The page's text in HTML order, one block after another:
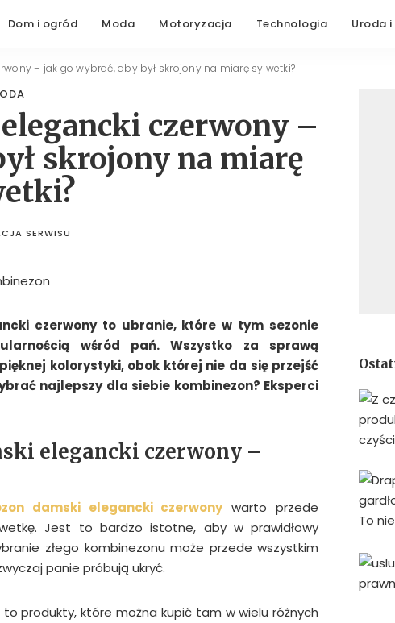
Dom i ogród Moda Motoryzacja Technologia Uroda
– jak go wybrać, aby był skrojony na miarę sylwetki?
czerwony –
skrojony na miarę
SERWISU
czerwony to ubranie, które w tym sezonie
wśród pań. Wszystko za sprawą
kolorystyki, obok której nie da się przejść
najlepszy dla siebie kombinezon? Eksperci
elegancki czerwony –
damski elegancki czerwonywarto przede
Jest to bardzo istotne, aby w prawidłowy
złego kombinezonu może przede wszystkim
panie próbują ukryć.
to produkty, które można kupić tam w wielu różnych